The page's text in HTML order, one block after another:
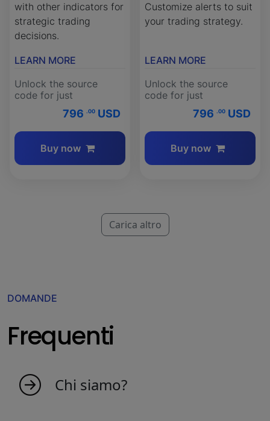
with other indicators for
strategic trading
decisions.
LEARN MORE
Unlock the source
code for just
796 .00 USD
Buy now
Customize alerts to suit
your trading strategy.
LEARN MORE
Unlock the source
code for just
796 .00 USD
Buy now
Carica altro
DOMANDE
Frequenti
Chi siamo?